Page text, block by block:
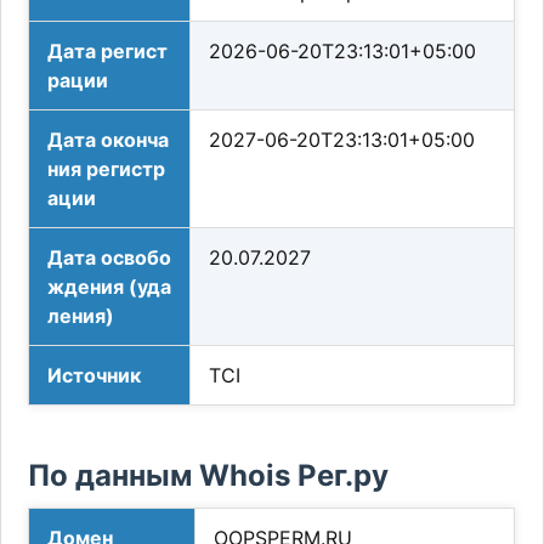
Дата регист
рации
2026-06-20T23:13:01+05:00
Дата оконча
ния регистр
ации
2027-06-20T23:13:01+05:00
Дата освобо
ждения (уда
ления)
20.07.2027
Источник TCI
По данным Whois Рег.ру
Домен OOPSPERM.RU